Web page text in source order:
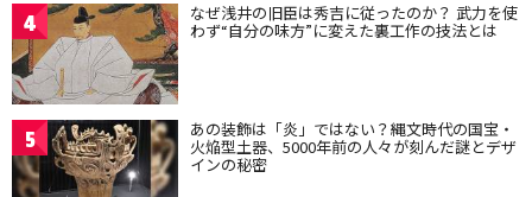
4 なぜ浅井の旧臣は秀吉に従ったのか？ 武力を使
わず“自分の味方”に変えた裏工作の技法とは
5 あの装飾は「炎」ではない？縄文時代の国宝・
火焔型土器、5000年前の人々が刻んだ謎とデザ
インの秘密